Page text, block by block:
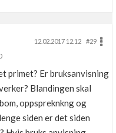
12.02.2017 12.12
#29
primet? Er bruksanvisning
Blandingen skal
oppspreknkng og
siden er det siden